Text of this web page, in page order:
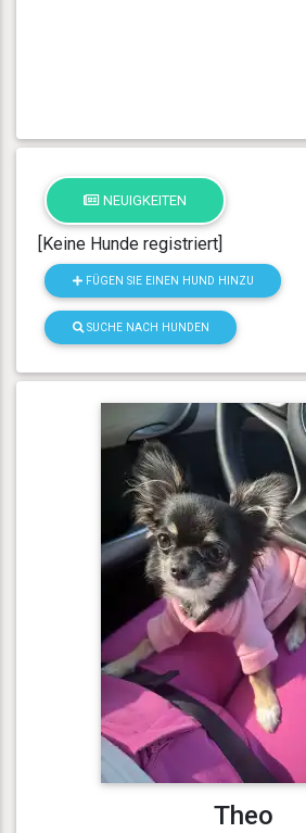
NEUIGKEITEN
[Keine Hunde registriert]
FÜGEN SIE EINEN HUND HINZU
SUCHE NACH HUNDEN
Theo